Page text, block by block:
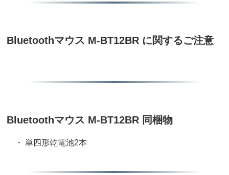
Bluetoothマウス M-BT12BR に関するご注意
Bluetoothマウス M-BT12BR 同梱物
・ 単四形乾電池2本